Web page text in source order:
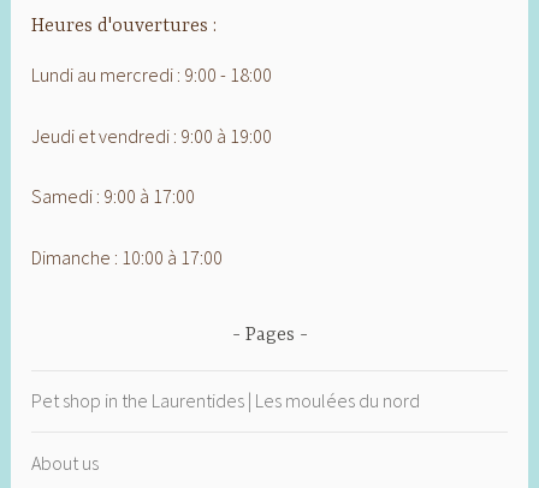
Heures d'ouvertures :
Lundi au mercredi : 9:00 - 18:00
Jeudi et vendredi : 9:00 à 19:00
Samedi : 9:00 à 17:00
Dimanche : 10:00 à 17:00
Pages
Pet shop in the Laurentides | Les moulées du nord
About us